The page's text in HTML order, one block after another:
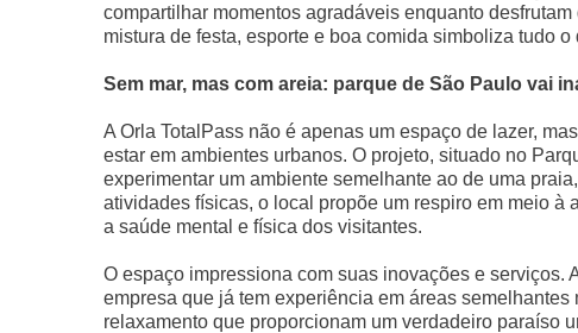
compartilhar momentos agradáveis enquanto
mistura de festa, esporte e boa comida simboliza tudo
Sem mar, mas com areia: parque de São Paulo vai
A Orla TotalPass não é apenas um espaço de lazer,
estar em ambientes urbanos. O projeto, situado no
experimentar um ambiente semelhante ao de uma
atividades físicas, o local propõe um respiro em meio
a saúde mental e física dos visitantes.
O espaço impressiona com suas inovações e serviços.
empresa que já tem experiência em áreas
relaxamento que proporcionam um verdadeiro paraíso